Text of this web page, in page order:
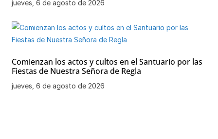
jueves, 6 de agosto de 2026
Comienzan los actos y cultos en el Santuario por las
Fiestas de Nuestra Señora de Regla
jueves, 6 de agosto de 2026